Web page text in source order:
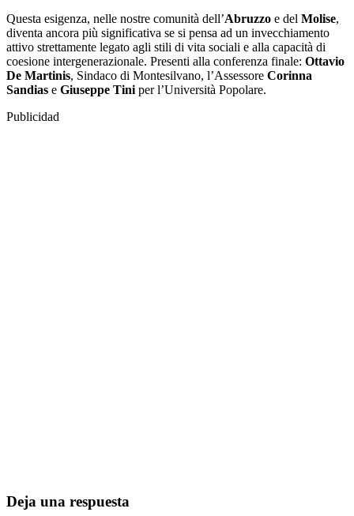
Questa esigenza, nelle nostre comunità dell’Abruzzo e del Molise,
diventa ancora più significativa se si pensa ad un invecchiamento
attivo strettamente legato agli stili di vita sociali e alla capacità di
coesione intergenerazionale. Presenti alla conferenza finale: Ottavio
De Martinis, Sindaco di Montesilvano, l’Assessore Corinna
Sandias e Giuseppe Tini per l’Università Popolare.
Publicidad
Deja una respuesta